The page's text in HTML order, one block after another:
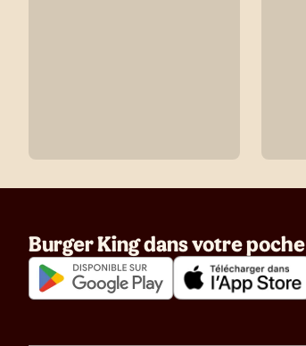
Burger King dans votre poche